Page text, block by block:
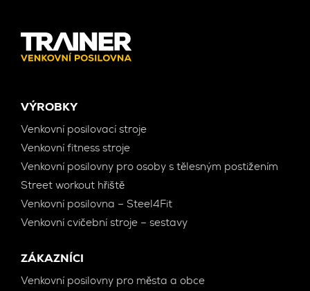
VÝROBKY
Venkovní posilovací stroje
Venkovní fitness stroje
Venkovní posilovny pro osoby s tělesným postižením
Street workout hřiště
Venkovní posilovna – Steel4Fit
Venkovní cvičební stroje – sestavy
ZÁKAZNÍCI
Venkovní posilovny pro města a obce